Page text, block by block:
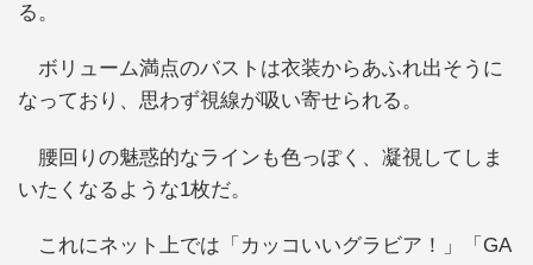
る。
ボリューム満点のバストは衣装からあふれ出そうに
なっており、思わず視線が吸い寄せられる。
腰回りの魅惑的なラインも色っぽく、凝視してしま
いたくなるような1枚だ。
これにネット上では「カッコいいグラビア！」「GA